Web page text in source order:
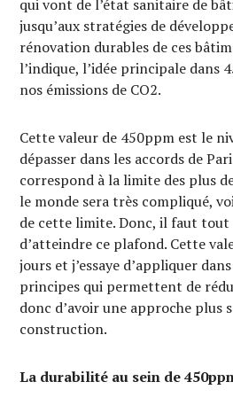
qui vont de l’état sanitaire de
jusqu’aux stratégies de
rénovation durables de ces
l’indique, l’idée principale dans
nos émissions de CO2.
Cette valeur de 450ppm est le
dépasser dans les accords de
correspond à la limite des plus
le monde sera très compliqué,
de cette limite. Donc, il faut
d’atteindre ce plafond. Cette
jours et j’essaye d’appliquer
principes qui permettent de
donc d’avoir une approche plus
construction.
La durabilité au sein de